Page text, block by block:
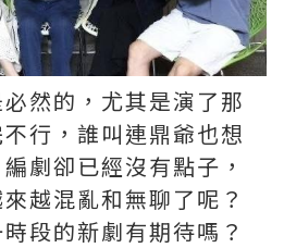
然的，尤其是演了那
行，誰叫連鼎爺也想
劇卻已經沒有點子，
越混亂和無聊了呢？
段的新劇有期待嗎？